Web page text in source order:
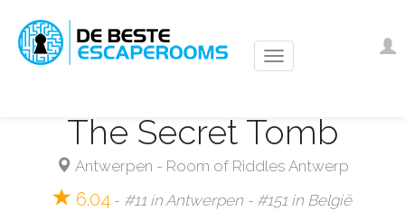
naar
The Secret Tomb
Antwerpen - Room of Riddles Antwerp
6.04 - #11 in Antwerpen - #151 in België